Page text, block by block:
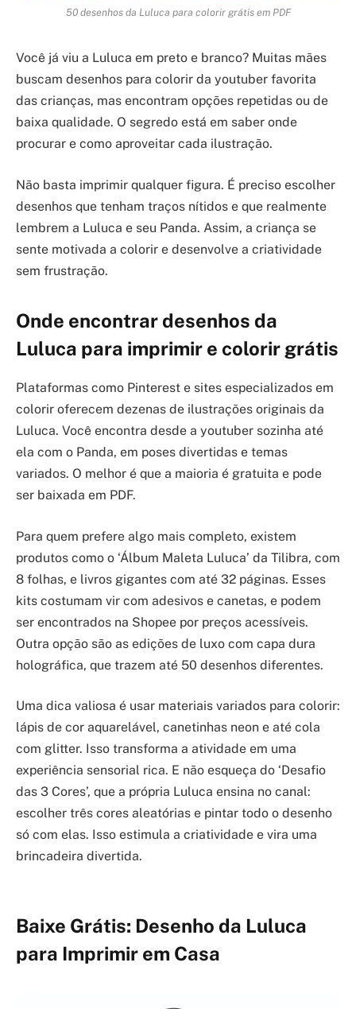
50 desenhos da Luluca para colorir grátis em PDF
Você já viu a Luluca em preto e branco? Muitas mães
buscam desenhos para colorir da youtuber favorita
das crianças, mas encontram opções repetidas ou de
baixa qualidade. O segredo está em saber onde
procurar e como aproveitar cada ilustração.
Não basta imprimir qualquer figura. É preciso escolher
desenhos que tenham traços nítidos e que realmente
lembrem a Luluca e seu Panda. Assim, a criança se
sente motivada a colorir e desenvolve a criatividade
sem frustração.
Onde encontrar desenhos da
Luluca para imprimir e colorir grátis
Plataformas como Pinterest e sites especializados em
colorir oferecem dezenas de ilustrações originais da
Luluca. Você encontra desde a youtuber sozinha até
ela com o Panda, em poses divertidas e temas
variados. O melhor é que a maioria é gratuita e pode
ser baixada em PDF.
Para quem prefere algo mais completo, existem
produtos como o ‘Álbum Maleta Luluca’ da Tilibra, com
8 folhas, e livros gigantes com até 32 páginas. Esses
kits costumam vir com adesivos e canetas, e podem
ser encontrados na Shopee por preços acessíveis.
Outra opção são as edições de luxo com capa dura
holográfica, que trazem até 50 desenhos diferentes.
Uma dica valiosa é usar materiais variados para colorir:
lápis de cor aquarelável, canetinhas neon e até cola
com glitter. Isso transforma a atividade em uma
experiência sensorial rica. E não esqueça do ‘Desafio
das 3 Cores’, que a própria Luluca ensina no canal:
escolher três cores aleatórias e pintar todo o desenho
só com elas. Isso estimula a criatividade e vira uma
brincadeira divertida.
Baixe Grátis: Desenho da Luluca
para Imprimir em Casa